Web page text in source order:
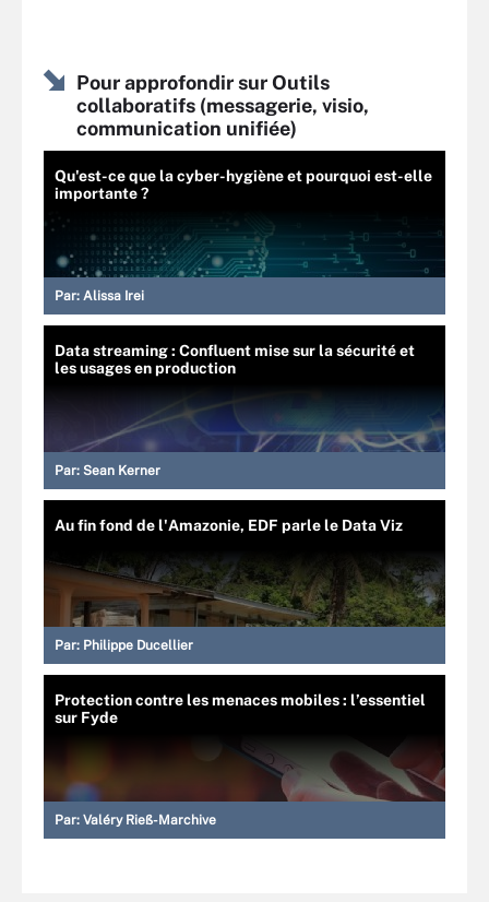
Pour approfondir sur Outils
collaboratifs (messagerie, visio,
communication unifiée)
Qu'est-ce que la cyber-hygiène et pourquoi est-elle
importante ?
Par: Alissa Irei
Data streaming : Confluent mise sur la sécurité et
les usages en production
Par: Sean Kerner
Au fin fond de l'Amazonie, EDF parle le Data Viz
Par: Philippe Ducellier
Protection contre les menaces mobiles : l’essentiel
sur Fyde
Par: Valéry Rieß-Marchive